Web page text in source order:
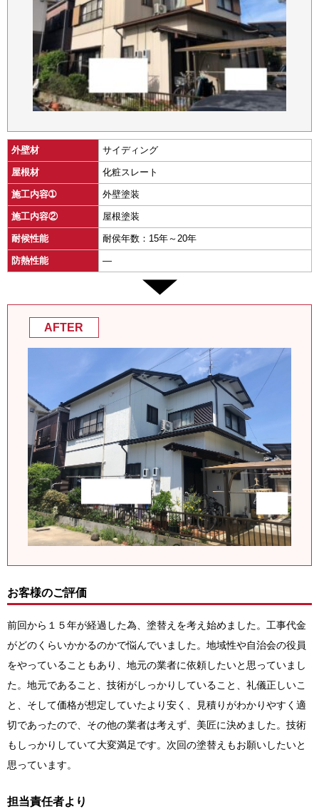
外壁材 サイディング
屋根材 化粧スレート
施工内容➀ 外壁塗装
施工内容② 屋根塗装
耐候性能 耐侯年数：15年～20年
防熱性能 ―
AFTER
お客様のご評価
前回から１５年が経過した為、塗替えを考え始めました。工事代金
がどのくらいかかるのかで悩んでいました。地域性や自治会の役員
をやっていることもあり、地元の業者に依頼したいと思っていまし
た。地元であること、技術がしっかりしていること、礼儀正しいこ
と、そして価格が想定していたより安く、見積りがわかりやすく適
切であったので、その他の業者は考えず、美匠に決めました。技術
もしっかりしていて大変満足です。次回の塗替えもお願いしたいと
思っています。
担当責任者より